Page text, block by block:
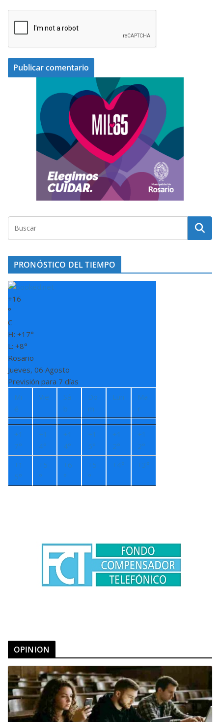
PRONÓSTICO DEL TIEMPO
+16
°
C
H: +17°
L: +8°
Rosario
Jueves, 06 Agosto
Previsión para 7 días
Mi
é
Vie
Sá
b
Do
m
Lun
Ma
r
+1
7°
+1
4°
+1
4°
+1
5°
+1
2°
+1
2°
+1
5°
+5
°
+6
°
+5
°
+4° +3°
OPINION